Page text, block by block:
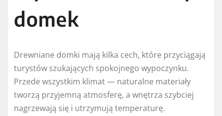
domek
Drewniane domki mają kilka cech, które przyciągają
turystów szukających spokojnego wypoczynku.
Przede wszystkim klimat — naturalne materiały
tworzą przyjemną atmosferę, a wnętrza szybciej
nagrzewają się i utrzymują temperaturę.